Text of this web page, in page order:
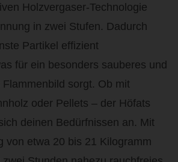
Holzvergaser-Technologie
in zwei Stufen. Dadurch
Partikel effizient
für ein besonders sauberes und
Flammenbild sorgt. Ob mit
oder Pellets – der Höfats
deinen Bedürfnissen an. Mit
von etwa 20 bis 21 Kilogramm